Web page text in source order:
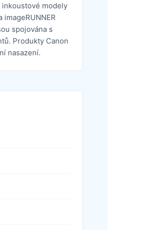
modely
imageRUNNER
spojována s
Produkty Canon
nasazení.